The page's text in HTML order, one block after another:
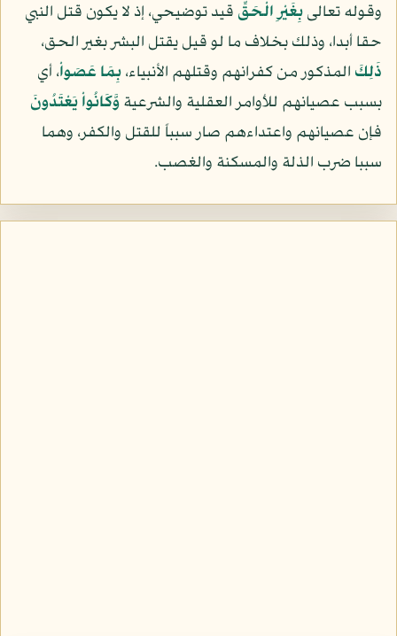
وقوله تعالىبِغَيْرِ الْحَقِّ قيد توضيحي، إذ لا يكون قتل النبي
حقا أبدا، وذلك بخلاف ما لو قيل يقتل البشر بغير الحق،
ذَلِكَ المذكور من كفرانهم وقتلهم الأنبياء،بِمَا عَصَواْ، أي
بسبب عصيانهم للأوامر العقلية والشرعيةوَّكَانُواْ يَعْتَدُونَ
فإن عصيانهم واعتداءهم صار سبباً للقتل والكفر، وهما
سببا ضرب الذلة والمسكنة والغصب.